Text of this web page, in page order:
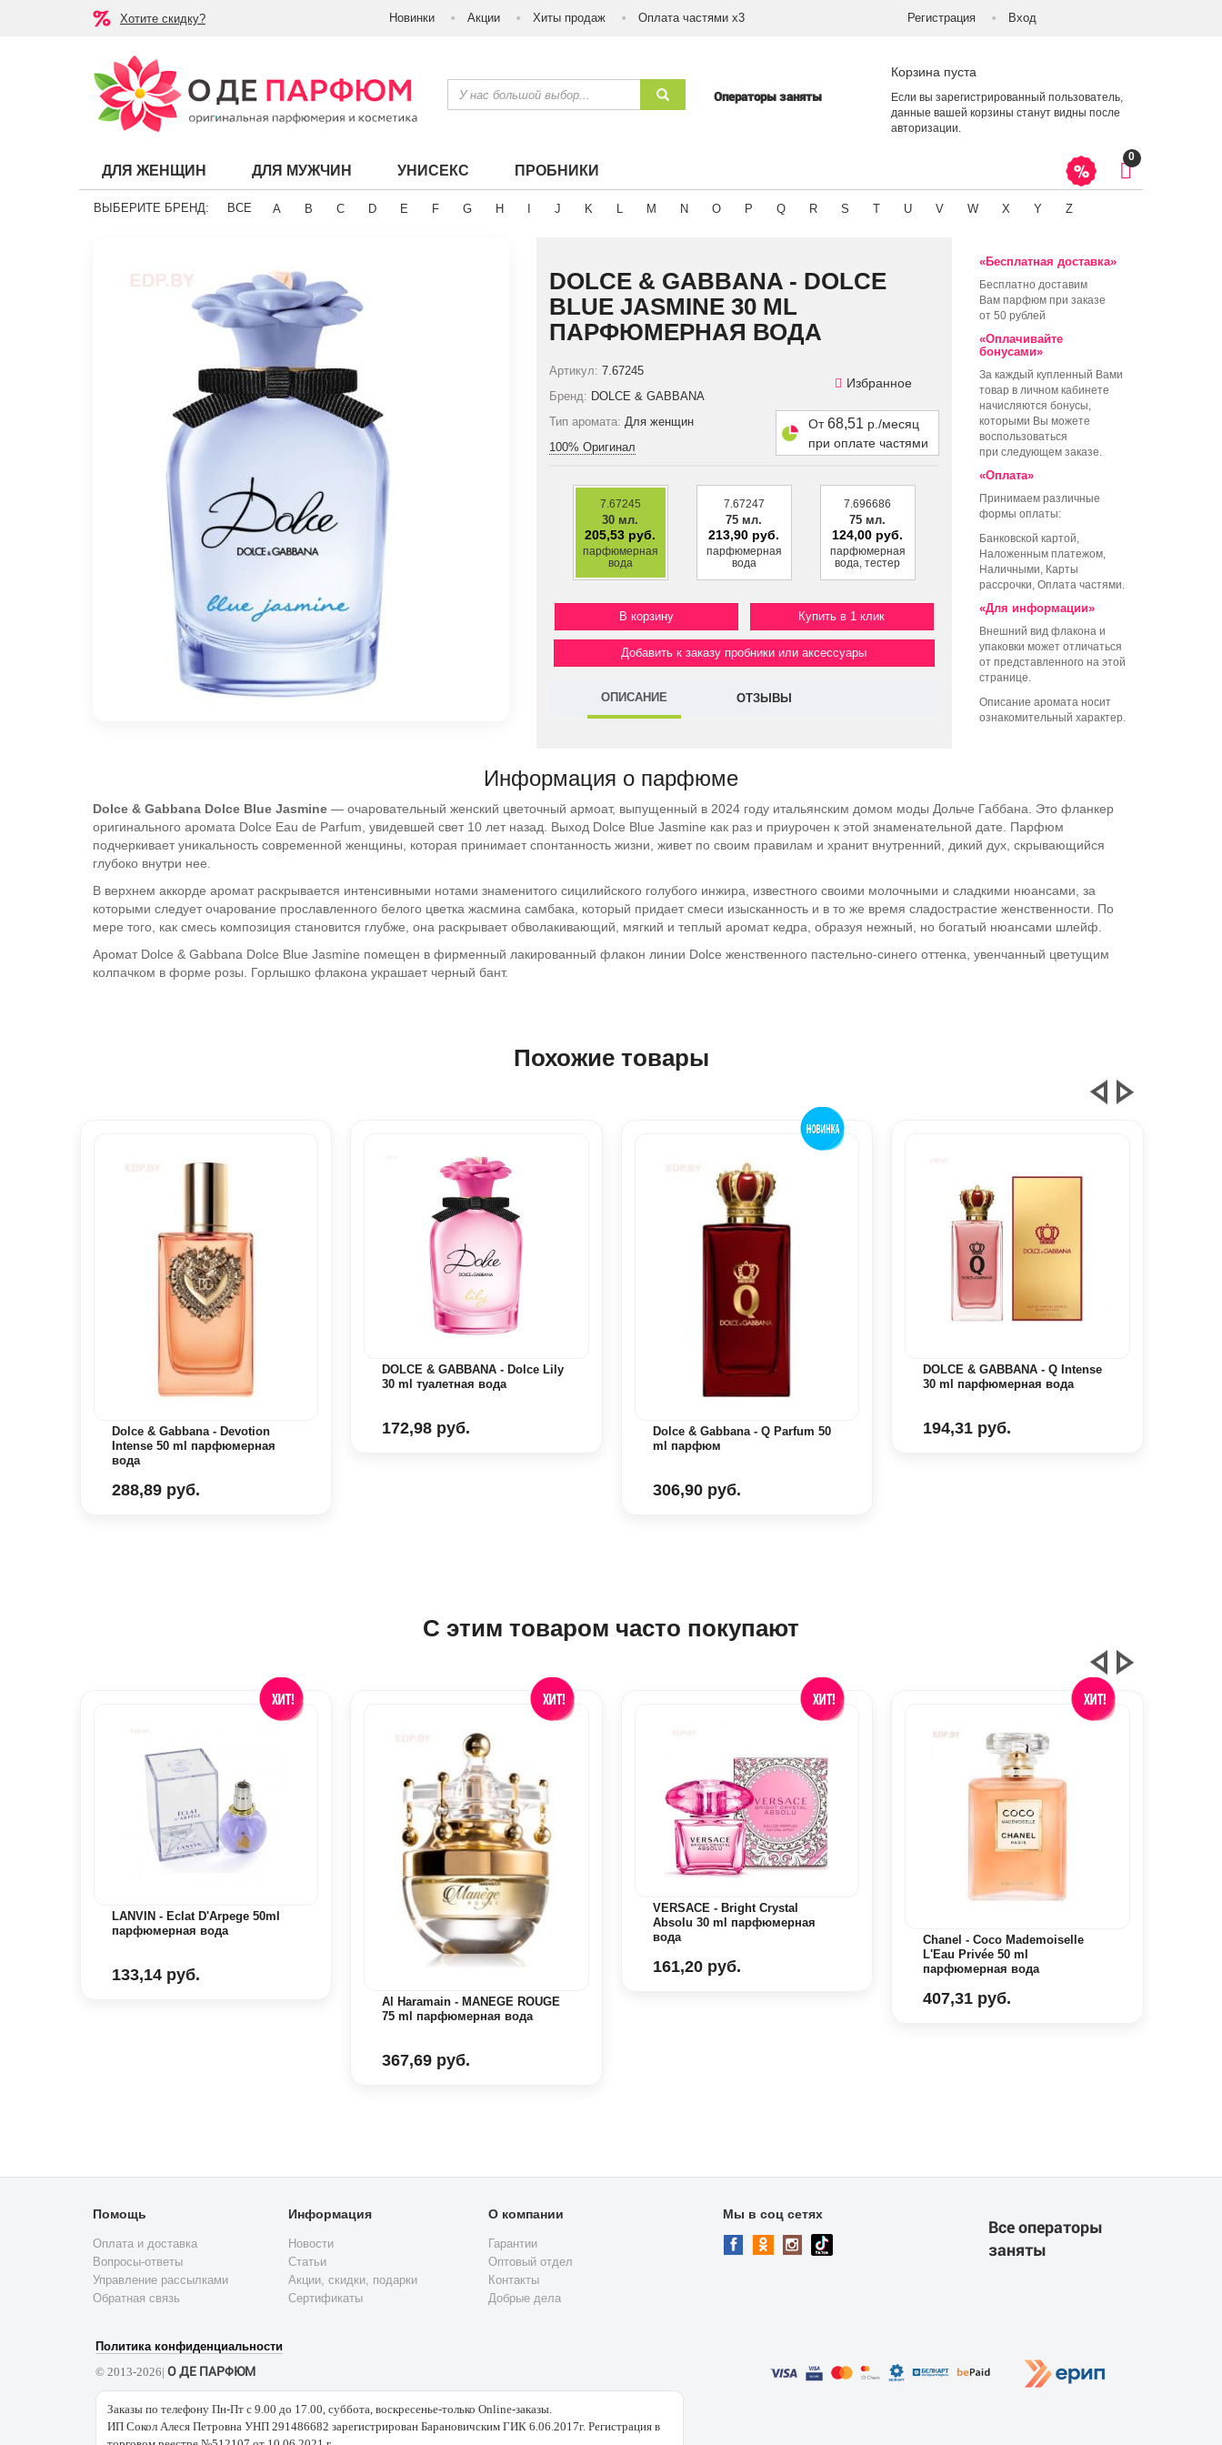
Хотите скидку? Новинки Акции Хиты продаж Оплата частями х3 Регистрация Вход
Операторы заняты
Корзина пуста
Если вы зарегистрированный пользователь,
данные вашей корзины станут видны после
авторизации
ДЛЯ ЖЕНЩИН ДЛЯ МУЖЧИН УНИСЕКС ПРОБНИКИ
0
ВЫБЕРИТЕ БРЕНД: ВСЕ A B C D E F G H J K L M N O P Q R S T U V W X Y Z
DOLCE & GABBANA - DOLCE
BLUE JASMINE 30 ML
ПАРФЮМЕРНАЯ ВОДА
Артикул: 7.67245
Бренд: DOLCE & GABBANA
Тип аромата: Для женщин
100% Оригинал
Избранное
От68,51 р./месяц
при оплате частями
7.67245
30 мл.
205,53 руб.
парфюмерная
вода
7.67247
75 мл.
213,90 руб.
парфюмерная
вода
7.696686
75 мл.
124,00 руб.
парфюмерная
вода, тестер
Купить в 1 клик
Добавить к заказу пробники или аксессуары
ОПИСАНИЕ ОТЗЫВЫ
«Бесплатная доставка»
Бесплатно доставим
Вам парфюм при заказе
от 50 рублей
«Оплачивайте
бонусами»
За каждый купленный Вами
товар в личном кабинете
начисляются бонусы,
которыми Вы можете
воспользоваться
при следующем заказе.
«Оплата»
Принимаем различные
формы оплаты:
Банковской картой,
Наложенным платежом,
Наличными, Карты
рассрочки, Оплата частями.
«Для информации»
Внешний вид флакона и
упаковки может отличаться
от представленного на этой
странице.
Описание аромата носит
ознакомительный характер.
Информация о парфюме
Dolce & Gabbana Dolce Blue Jasmine — очаровательный женский цветочный армоат, выпущенный в 2024 году итальянским домом моды Дольче Габбана. Это фланкер
оригинального аромата Dolce Eau de Parfum, увидевшей свет 10 лет назад. Выход Dolce Blue Jasmine как раз и приурочен к этой знаменательной дате. Парфюм
подчеркивает уникальность современной женщины, которая принимает спонтанность жизни, живет по своим правилам и хранит внутренний, дикий дух, скрывающийся
глубоко внутри нее.
В верхнем аккорде аромат раскрывается интенсивными нотами знаменитого сицилийского голубого инжира, известного своими молочными и сладкими нюансами, за
которыми следует очарование прославленного белого цветка жасмина самбака, который придает смеси изысканность и в то же время сладострастие женственности. По
мере того, как смесь композиция становится глубже, она раскрывает обволакивающий, мягкий и теплый аромат кедра, образуя нежный, но богатый нюансами шлейф.
Аромат Dolce & Gabbana Dolce Blue Jasmine помещен в фирменный лакированный флакон линии Dolce женственного пастельно-синего оттенка, увенчанный цветущим
колпачком в форме розы. Горлышко флакона украшает черный бант.
Похожие товары
Dolce & Gabbana - Devotion
Intense 50 ml парфюмерная
вода
288,89 руб.
DOLCE & GABBANA - Dolce Lily
30 ml туалетная вода
172,98 руб.
Dolce & Gabbana - Q Parfum 50
ml парфюм
306,90 руб.
DOLCE & GABBANA - Q Intense
30 ml парфюмерная вода
194,31 руб.
С этим товаром часто покупают
LANVIN - Eclat D'Arpege 50ml
парфюмерная вода
133,14 руб.
Al Haramain - MANEGE ROUGE
75 ml парфюмерная вода
367,69 руб.
VERSACE - Bright Crystal
Absolu 30 ml парфюмерная
вода
161,20 руб.
Chanel - Coco Mademoiselle
L'Eau Privée 50 ml
парфюмерная вода
407,31 руб.
Помощь
Оплата и доставка
Вопросы-ответы
Управление рассылками
Обратная связь
Информация
Новости
Статьи
Акции, скидки, подарки
Сертификаты
О компании
Гарантии
Оптовый отдел
Контакты
Добрые дела
Мы в соц сетях
Все операторы
заняты
Политика конфиденциальности
© 2013-2026| О ДЕ ПАРФЮМ
Заказы по телефону Пн-Пт с 9.00 до 17.00, суббота, воскресенье-только Online-заказы.
ИП Сокол Алеся Петровна УНП 291486682 зарегистрирован Барановичским ГИК 6.06.2017г. Регистрация в